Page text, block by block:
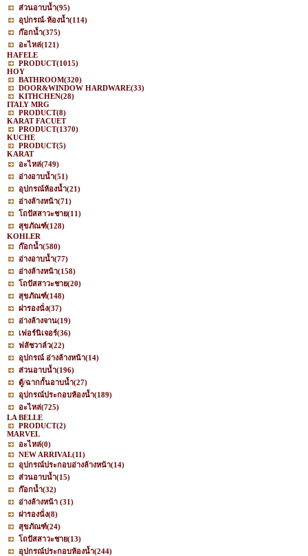
ส่วนอาบน้ำ(95)
อุปกรณ์-ห้องน้ำ(114)
ก๊อกน้ำ(375)
อะไหล่(121)
HAFELE
PRODUCT(1015)
HOY
BATHROOM(320)
DOOR&WINDOW HARDWARE(33)
KITHCHEN(28)
ITALY MRG
PRODUCT(8)
KARAT FACUET
PRODUCT(1370)
KUCHE
PRODUCT(5)
KARAT
อะไหล่(749)
อ่างอาบน้ำ(51)
อุปกรณ์ห้องน้ำ(21)
อ่างล้างหน้า(71)
โถปัสสาวะชาย(11)
สุขภัณฑ์(128)
KOHLER
ก๊อกน้ำ(580)
อ่างอาบน้ำ(77)
อ่างล้างหน้า(158)
โถปัสสาวะชาย(20)
สุขภัณฑ์(148)
ฝารองนั่ง(37)
อ่างล้างจาน(19)
เฟอร์นิเจอร์(36)
ฟลัชวาล์ว(22)
อุปกรณ์ อ่างล้างหน้า(14)
ส่วนอาบน้ำ(196)
ตู้/ฉากกั้นอาบน้ำ(27)
อุปกรณ์ประกอบห้องน้ำ(189)
อะไหล่(725)
LA BELLE
PRODUCT(2)
MARVEL
อะไหล่(0)
NEW ARRIVAL(11)
อุปกรณ์ประกอบอ่างล้างหน้า(14)
ส่วนอาบน้ำ(15)
ก๊อกน้ำ(32)
อ่างล้างหน้า (31)
ฝารองนั่ง(8)
สุขภัณฑ์(24)
โถปัสสาวะชาย(13)
อุปกรณ์ประกอบห้องน้ำ(244)